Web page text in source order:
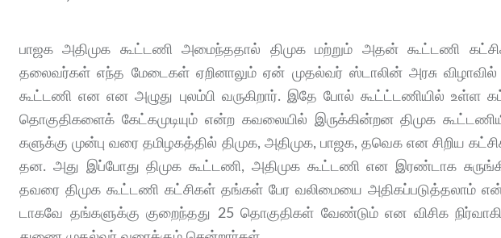
பாஜக அதிமுக கூட்டணி அமைந்ததால் திமுக மற்றும் அதன் கூட்டணி
தலைவர்கள் எந்த மேடைகள் ஏறினாலும் ஏன் முதல்வர் ஸ்டாலின் அரசு
கூட்டணி என என அழுது புலம்பி வருகிறார். இதே போல் கூட்ட்டணியில் உள்ள
தொகுதிகளைக் கேட்கமுடியும் என்ற கவலையில் இருக்கின்றன திமுக
களுக்கு முன்பு வரை தமி​ழ​கத்​தில் திமுக, அதி​முக, பாஜக, தவெக என சிறிய
தன. அது இப்​போது திமுக கூட்​ட​ணி, அதி​முக கூட்​டணி என இரண்​டாக
தவரை திமுக கூட்​டணி கட்​சிகள் தங்​கள் பேர வலிமையை அதி​கப்​படுத்​தலாம்
டாகவே தங்​களுக்கு குறைந்​தது 25 தொகு​தி​கள் வேண்​டும் என விசிக